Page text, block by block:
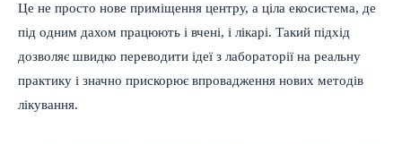
Це не просто нове приміщення центру, а ціла екосистема, де
під одним дахом працюють і вчені, і лікарі. Такий підхід
дозволяє швидко переводити ідеї з лабораторії на реальну
практику і значно прискорює впровадження нових методів
лікування.